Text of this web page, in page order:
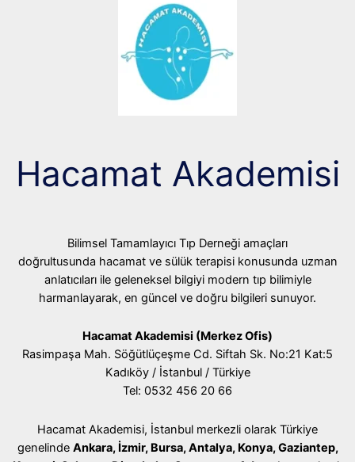
Hacamat Akademisi
Bilimsel Tamamlayıcı Tıp Derneği amaçları
doğrultusunda hacamat ve sülük terapisi konusunda uzman
anlatıcıları ile geleneksel bilgiyi modern tıp bilimiyle
harmanlayarak, en güncel ve doğru bilgileri sunuyor.
Hacamat Akademisi (Merkez Ofis)
Rasimpaşa Mah. Söğütlüçeşme Cd. Siftah Sk. No:21 Kat:5
Kadıköy / İstanbul / Türkiye
Tel: 0532 456 20 66
Hacamat Akademisi, İstanbul merkezli olarak Türkiye
genelinde Ankara, İzmir, Bursa, Antalya, Konya, Gaziantep,